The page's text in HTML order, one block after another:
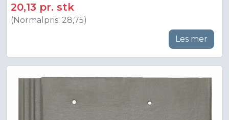
20,13 pr. stk
(Normalpris: 28,75)
Les mer